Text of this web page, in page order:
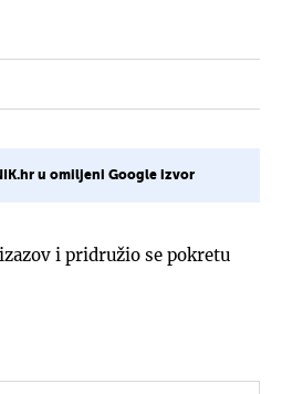
u omiljeni Google izvor
i pridružio se pokretu